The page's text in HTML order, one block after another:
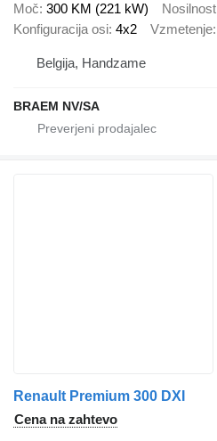
Moč 300 KM (221 kW) Nosilnost
Konfiguracija osi 4x2 Vzmetenje
Belgija, Handzame
BRAEM NV/SA
Renault Premium 300 DXI
Cena na zahtevo